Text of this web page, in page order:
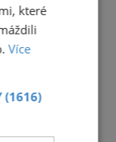
které
Více
(1616)